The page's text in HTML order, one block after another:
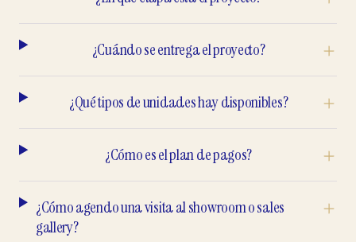
¿Cuándo se entrega el proyecto?
¿Qué tipos de unidades hay disponibles?
¿Cómo es el plan de pagos?
¿Cómo agendo una visita al showroom o sales
gallery?